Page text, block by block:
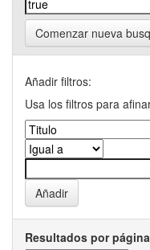
Comenzar nueva
Añadir filtros:
Usa los filtros para
Resultados por página